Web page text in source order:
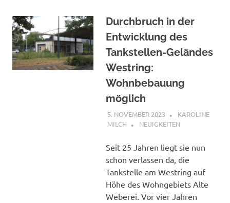
Durchbruch in der
Entwicklung des
Tankstellen-Geländes
Westring:
Wohnbebauung
möglich
5. NOVEMBER 2023
KAROLINE
MILCH
NEUIGKEITEN
Seit 25 Jahren liegt sie nun
schon verlassen da, die
Tankstelle am Westring auf
Höhe des Wohngebiets Alte
Weberei. Vor vier Jahren